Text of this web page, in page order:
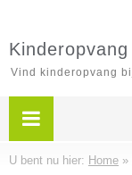
Kinderopvang
Vind kinderopvang
U bent nu hier: Home »